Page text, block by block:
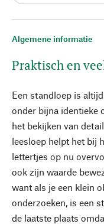
Algemene informatie
Praktisch en
Een standloep is
onder bijna identieke
het bekijken van
leesloep helpt het bij
lettertjes op nu
ook zijn waarde
want als je een klein
onderzoeken, is een
de laatste plaats